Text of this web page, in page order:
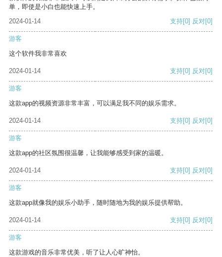
单，即使是小白也能快速上手。
2024-01-14
支持[0] 反对[0]
游客
这个软件我非常喜欢
2024-01-14 支持[0] 反对[0]
游客
这款app的视频资源非常丰富，可以满足我不同的娱乐需求。
2024-01-14 支持[0] 反对[0]
游客
这款app的社区氛围很温馨，让我能够感受到家的温暖。
2024-01-14 支持[0] 反对[0]
游客
这款app就像我的娱乐小助手，随时随地为我的娱乐提供帮助。
2024-01-14 支持[0] 反对[0]
游客
这款游戏的音乐非常优美，听了让人心旷神怡。